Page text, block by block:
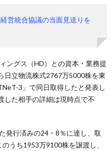
営統合協議の当面見送りを
ングス（HD）との資本・業務提
日立物流株式2767万5000株を東
3」で同日取得したと発表し
した相手の詳細は現時点で不
発行済みの24・8％に達し、取
うち1953万9100株を譲渡し、